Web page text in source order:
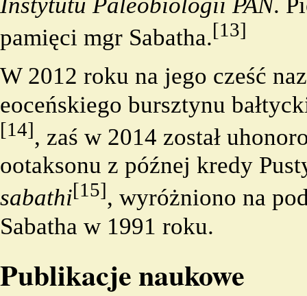
pamięci mgr Sabatha.[13]
W 2012 roku na jego cześć
eoceńskiego bursztynu
[14], zaś w 2014 został
ootaksonu z późnej kredy
sabathi[15], wyróżniono na
Sabatha w 1991 roku.
Publikacje naukowe